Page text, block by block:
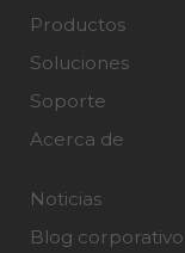
Productos
Soluciones
Soporte
Acerca de
Noticias
Blog corporativo